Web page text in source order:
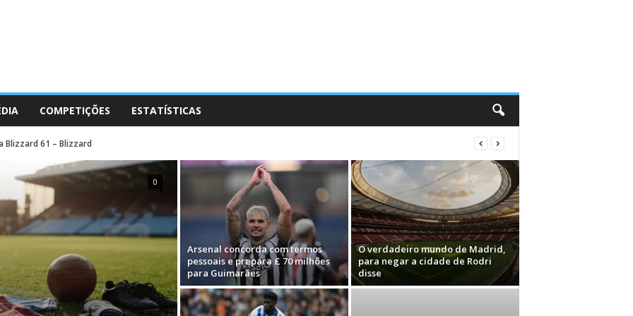
COMPETIÇÕES ESTATÍSTICAS
Blizzard 61 – Blizzard
0
Arsenal concorda com termos
pessoais e prepara £ 70 milhões
para Guimarães
O verdadeiro mundo de Madrid,
para negar a cidade de Rodri
disse